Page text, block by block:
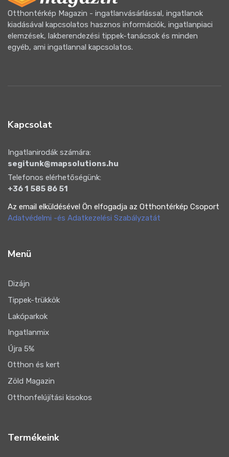
Otthontérkép Magazin - ingatlanvásárlással, ingatlanok
kiadásával kapcsolatos hasznos információk, ingatlanpiaci
elemzések, lakberendezési tippek-tanácsok és minden
egyéb, ami ingatlannal kapcsolatos.
Kapcsolat
Ingatlanirodák számára:
segitunk@mapsolutions.hu
Telefonos elérhetőségünk:
+36 1 585 86 51
Az email elküldésével Ön elfogadja az Otthontérkép Csoport
Adatvédelmi -és Adatkezelési Szabályzatát
Menü
Dizájn
Tippek-trükkök
Lakóparkok
Ingatlanmix
Újra 5%
Otthon és kert
Zöld Magazin
Otthonfelújítási kisokos
Termékeink